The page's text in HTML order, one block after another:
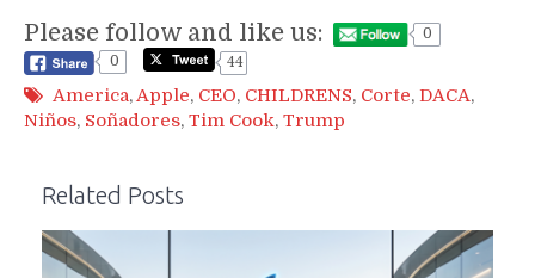
Please follow and like us:
0
0
44
America,Apple, CEO, CHILDRENS, Corte, DACA,
Niños, Soñadores, Tim Cook, Trump
Related Posts